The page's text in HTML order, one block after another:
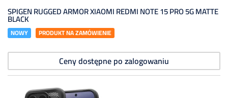
SPIGEN RUGGED ARMOR XIAOMI REDMI NOTE 15 PRO 5G MATTE
BLACK
NOWY PRODUKT NA ZAMÓWIENIE
Ceny dostępne po zalogowaniu